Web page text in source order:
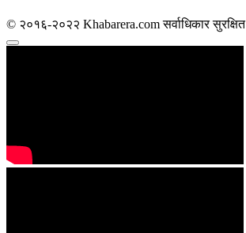
© २०१६-२०२२ Khabarera.com सर्वाधिकार सुरक्षित